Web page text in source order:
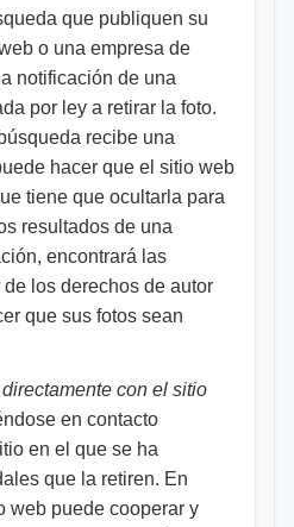
que publiquen su
o una empresa de
notificación de una
por ley a retirar la foto.
recibe una
hacer que el sitio web
tiene que ocultarla para
resultados de una
encontrará las
los derechos de autor
que sus fotos sean
con el sitio
en contacto
en el que se ha
que la retiren. En
web puede cooperar y